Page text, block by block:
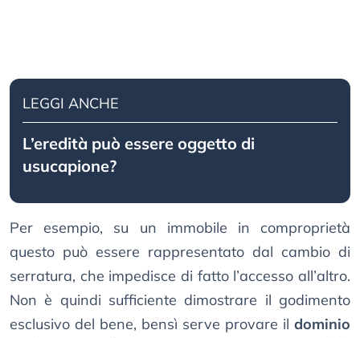
LEGGI ANCHE
L’eredità può essere oggetto di
usucapione?
Per esempio, su un immobile in comproprietà
questo può essere rappresentato dal cambio di
serratura, che impedisce di fatto l’accesso all’altro.
Non è quindi sufficiente dimostrare il godimento
esclusivo del bene, bensì serve provare il dominio